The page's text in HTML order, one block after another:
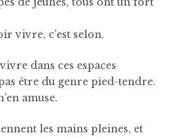
vivre, c’est selon.
dans ces espaces
être du genre pied-tendre.
amuse.
les mains pleines, et